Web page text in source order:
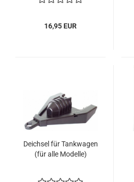
16,95 EUR
Deichsel für Tankwagen
(für alle Modelle)